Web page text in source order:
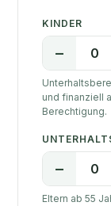
KINDER
− 0
und finanziell
Berechtigung.
− 0
Eltern ab 55